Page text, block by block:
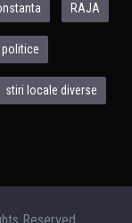
RAJA
politice
stiri locale diverse
Reserved.